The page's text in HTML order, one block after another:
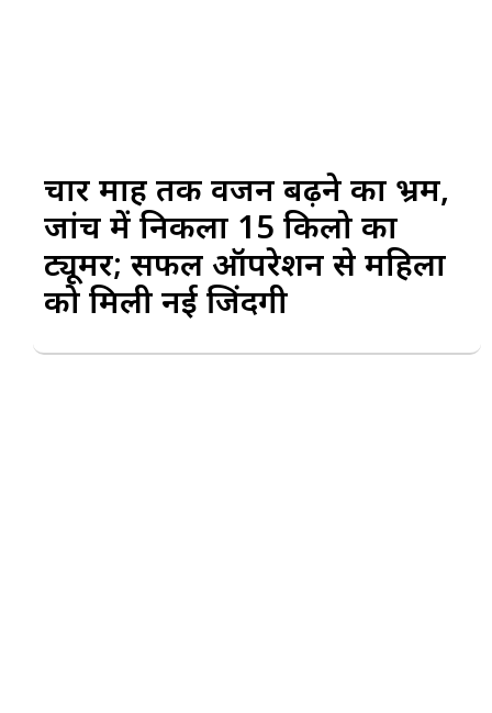
चार माह तक वजन बढ़ने का भ्रम,
जांच में निकला 15 किलो का
ट्यूमर; सफल ऑपरेशन से महिला
को मिली नई जिंदगी